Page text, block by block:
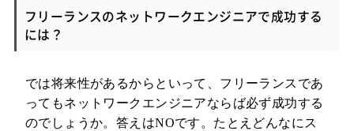
フリーランスのネットワークエンジニアで成功する
には？
では将来性があるからといって、フリーランスであ
ってもネットワークエンジニアならば必ず成功する
のでしょうか。答えはNOです。たとえどんなにス